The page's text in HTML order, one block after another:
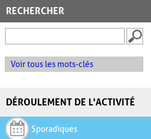
RECHERCHER
Voir tous les mots-clés
DÉROULEMENT DE L'ACTIVITÉ
Sporadiques